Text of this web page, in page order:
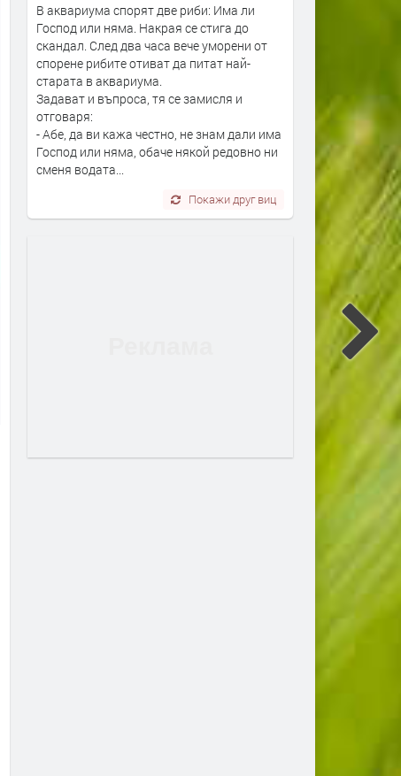
В аквариума спорят две риби: Има ли
Господ или няма. Накрая се стига до
скандал. След два часа вече уморени от
спорене рибите отиват да питат най-
старата в аквариума.
Задават и въпроса, тя се замисля и
отговаря:
- Абе, да ви кажа честно, не знам дали има
Господ или няма, обаче някой редовно ни
сменя водата...
Покажи друг виц